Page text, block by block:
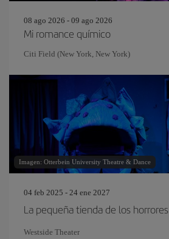
08 ago 2026 - 09 ago 2026
Mi romance químico
Citi Field (New York, New York)
Imagen: Otterbein University Theatre & Dance
04 feb 2025 - 24 ene 2027
La pequeña tienda de los horrores
Westside Theater